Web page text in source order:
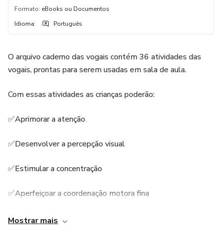
Formato: eBooks ou Documentos
Idioma: Português
O arquivo caderno das vogais contém 36 atividades das
vogais, prontas para serem usadas em sala de aula.
Com essas atividades as crianças poderão:
✅Aprimorar a atenção
✅Desenvolver a percepção visual
✅Estimular a concentração
✅Aperfeiçoar a coordenação motora fina
✅ Distinguir as vogais das consoantes
Mostrar mais